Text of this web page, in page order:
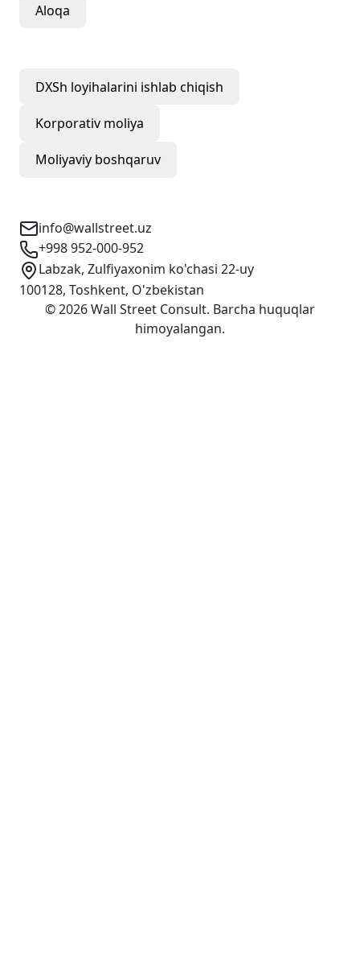
Aloqa
DXSh loyihalarini ishlab chiqish
Korporativ moliya
Moliyaviy boshqaruv
info@wallstreet.uz
+998 952-000-952
Labzak, Zulfiyaxonim ko'chasi 22-uy
100128, Toshkent, O'zbekistan
©2026Wall Street Consult. Barcha huquqlar
himoyalangan.